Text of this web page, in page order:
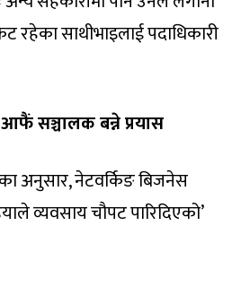
रहेका साथीभाइलाई पदाधिकारी
आफैं सञ्चालक बन्ने प्रयास
अनुसार, नेटवर्किङ बिजनेस
व्यवसाय चौपट पारिदिएको’